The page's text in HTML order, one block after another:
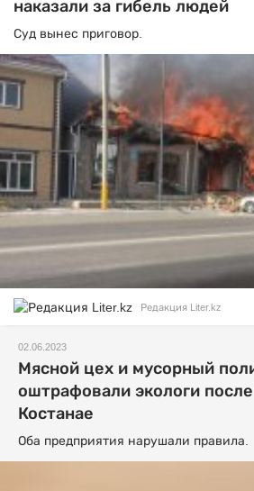
наказали за гибель людей
Суд вынес приговор.
Редакция Liter.kz
02.06.2023
Мясной цех и мусорный
оштрафовали экологи
Костанае
Оба предприятия нарушали правила.